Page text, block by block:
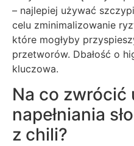
– najlepiej używać
celu zminimalizowanie
które mogłyby
przetworów. Dbałość o
kluczowa.
Na co zwrócić
napełniania
z chili?